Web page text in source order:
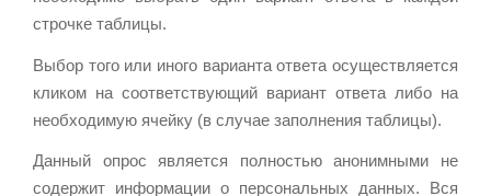
строчке таблицы.
Выбор того или иного варианта ответа осуществляется
кликом на соответствующий вариант ответа либо на
необходимую ячейку (в случае заполнения таблицы).
Данный опрос является полностью анонимными не
содержит информации о персональных данных. Вся